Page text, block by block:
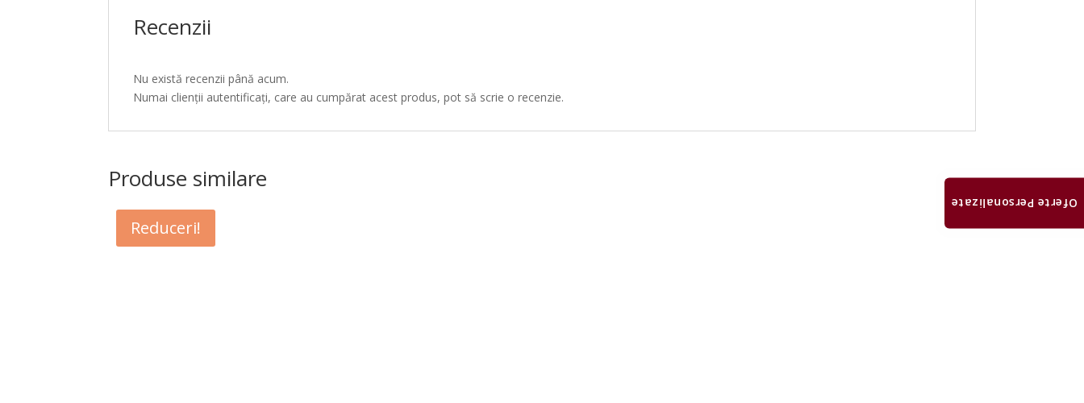
Recenzii
Nu există recenzii până acum.
Numai clienții autentificați, care au cumpărat acest produs, pot să scrie o recenzie.
Produse similare
Reduceri!
Oferte Personalizate